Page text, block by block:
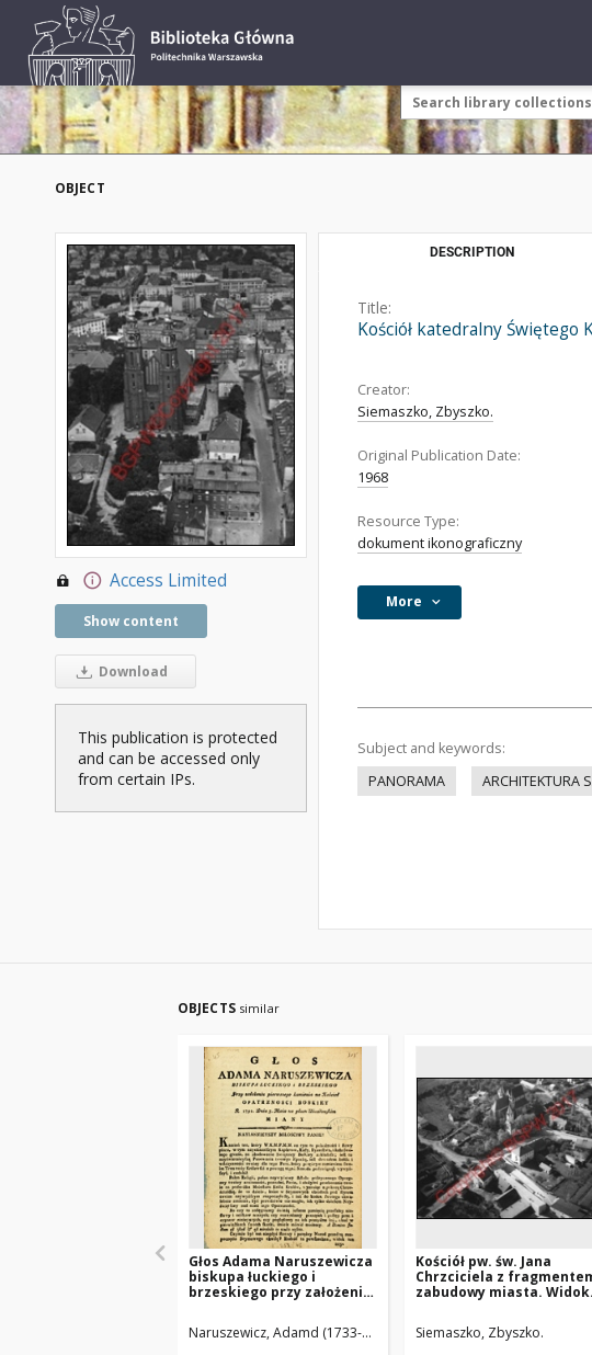
OBJECT
Access Limited
Show content
Download
This publication is protected
and can be accessed only
from certain IPs.
DESCRIPTION
Title:
Kościół katedralny
Creator:
Siemaszko, Zbyszko.
Original Publication Date:
1968
Resource Type:
dokument ikonograficzny
More
Subject and keywords:
PANORAMA
ARCHITEKTURA
OBJECTS similar
Głos Adama Naruszewicza
biskupa łuckiego i
brzeskiego przy założeniu
Kościół Opatrznosci
Boskiey r. 1792 dnia 3 maia
Naruszewicz, Adamd (1733-1796)
Kościół pw. św. Jana
Chrzciciela z
zabudowy miasta. Widok
południowo-wschodniej.
Skalbmierz
Siemaszko, Zbyszko.